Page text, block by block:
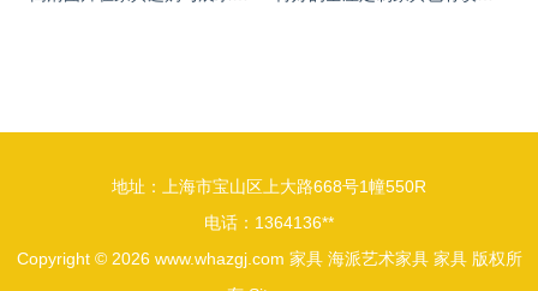
地址：上海市宝山区上大路668号1幢550R
电话：1364136**
Copyright © 2026 www.whazgj.com 家具 海派艺术家具 家具版权所